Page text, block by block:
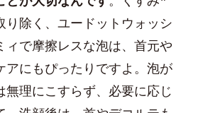
り除く、ユードットウォッシ
ィで摩擦レスな泡は、首元や
アにもぴったりですよ。泡が
無理にこすらず、必要に応じ